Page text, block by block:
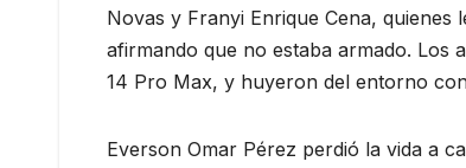
Novas y Franyi Enrique Cena,
afirmando que no estaba armado. Los
14 Pro Max, y huyeron del entorno
Everson Omar Pérez perdió la vida a